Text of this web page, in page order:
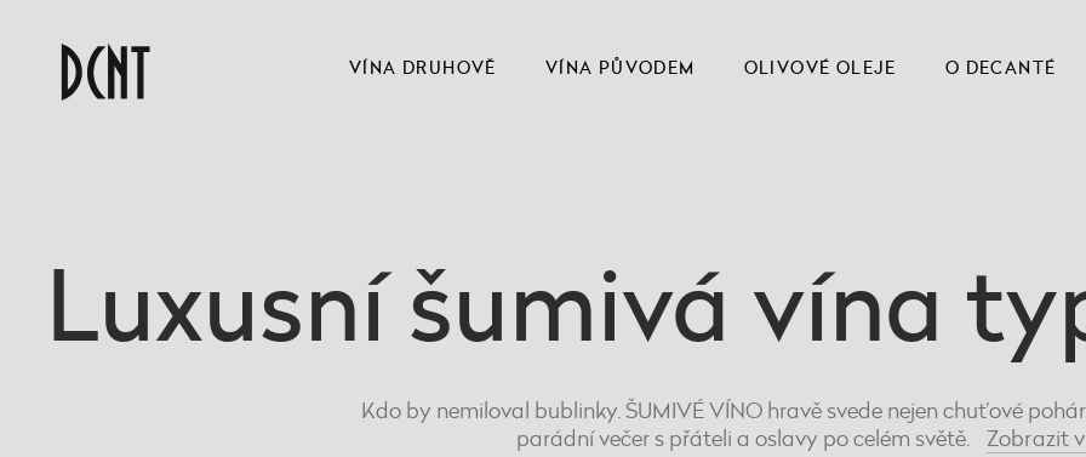
VÍNA DRUHOVĚ VÍNA PŮVODEM OLIVOVÉ OLEJE O DECANTÉ
Luxusní šumivá vína
Kdo by nemiloval bublinky. ŠUMIVÉ VÍNO hravě svede nejen chuťové
parádní večer s přáteli a oslavy po celém světě. Zobrazit